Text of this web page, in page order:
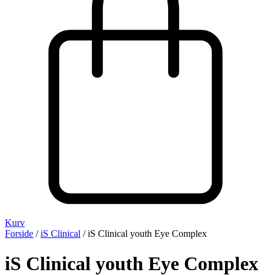
Kurv
Forside /iS Clinical / iS Clinical youth Eye Complex
iS Clinical youth Eye Complex